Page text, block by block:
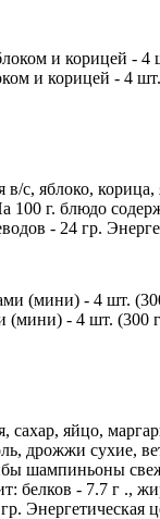
и корицей - 4
с, яблоко, корица,
100 г. блюдо
- 24 гр.
(мини) - 4 шт. (300
сахар, яйцо,
дрожжи сухие,
шампиньоны
белков - 7.7 г .,
Энергетическая